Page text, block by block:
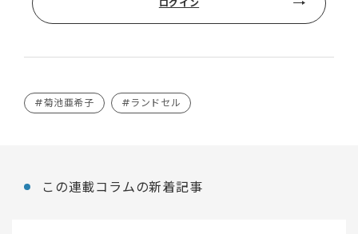
ログイン
#菊池亜希子 #ランドセル
この連載コラムの新着記事